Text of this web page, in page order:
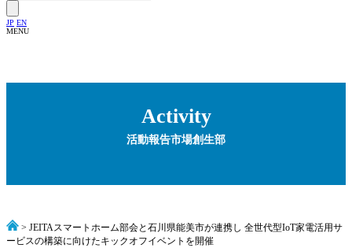
JP EN
MENU
Activity
活動報告市場創生部
> JEITAスマートホーム部会と石川県能美市が連携し 全世代型IoT家電活用サ
ービスの構築に向けたキックオフイベントを開催